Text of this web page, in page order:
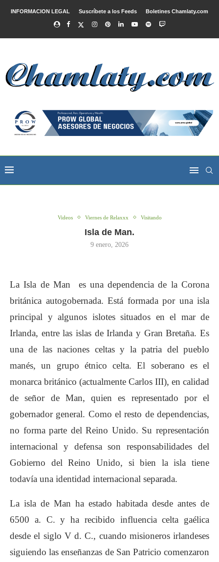
INFORMACION LEGAL Suscríbete a los Feeds Boletines Chamlaty.com
Videos Viernes de Relaxxx Visitando
Isla de Man.
9 enero, 2026
La Isla de Man es una dependencia de la Corona
británica autogobernada. Está formada por una isla
principal y algunos islotes situados en el mar de
Irlanda, entre las islas de Irlanda y Gran Bretaña. Es
una de las naciones celtas y la patria del pueblo
manés, un grupo étnico celta. El soberano es el
monarca británico (actualmente Carlos III), en calidad
de señor de Man, quien es representado por el
gobernador general. Como el resto de dependencias,
no forma parte del Reino Unido. Su representación
internacional y defensa son responsabilidades del
Gobierno del Reino Unido, si bien la isla tiene
todavía una identidad internacional separada.
La isla de Man ha estado habitada desde antes de
6500 a. C. y ha recibido influencia celta gaélica
desde el siglo V d. C., cuando misioneros irlandeses
siguiendo las enseñanzas de San Patricio comenzaron